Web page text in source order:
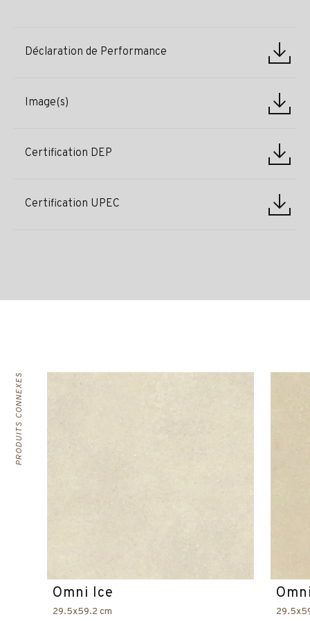
Déclaration de Performance
Image(s)
Certification DEP
Certification UPEC
PRODUITS CONNEXES
Omni Ice
29.5x59.2 cm